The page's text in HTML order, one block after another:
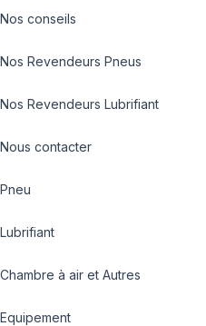
Nos conseils
Nos Revendeurs Pneus
Nos Revendeurs Lubrifiant
Nous contacter
Pneu
Lubrifiant
Chambre à air et Autres
Equipement